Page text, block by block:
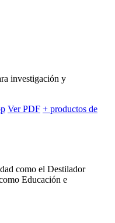
investigación y
Ver PDF + productos de
como el Destilador
Educación e